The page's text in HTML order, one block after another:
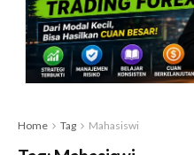
Home Tag Mahasiswi